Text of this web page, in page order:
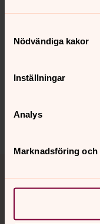
Nödvändiga kakor
Inställningar
Analys
Marknadsföring och
Synpunkter
Tillbaka till toppen
Tillbaka till innehållet
Kontakt